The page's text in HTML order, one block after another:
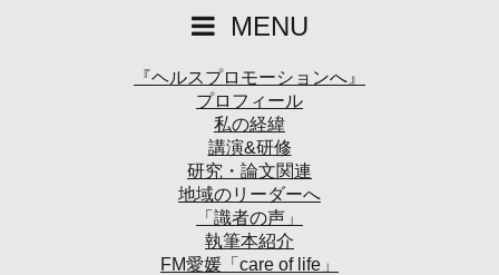
MENU
『ヘルスプロモーションへ』
プロフィール
私の経緯
講演&研修
研究・論文関連
地域のリーダーへ
「識者の声」
執筆本紹介
FM愛媛「care of life」